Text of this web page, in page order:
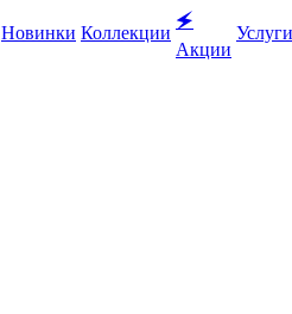
Новинки Коллекции
🗲
Акции
Услуги